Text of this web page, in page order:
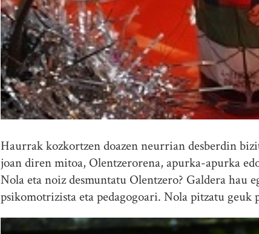
Haurrak kozkortzen doazen neurrian desberdin
joan diren mitoa, Olentzerorena, apurka-apurka
Nola eta noiz desmuntatu Olentzero? Galdera hau
psikomotrizista eta pedagogoari. Nola pitzatu geuk